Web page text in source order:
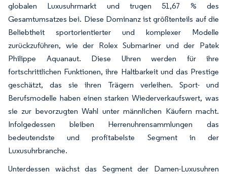
globalen Luxusuhrmarkt und trugen 51,67 % des
Gesamtumsatzes bei. Diese Dominanz ist größtenteils auf die
Beliebtheit sportorientierter und komplexer Modelle
zurückzuführen, wie der Rolex Submariner und der Patek
Philippe Aquanaut. Diese Uhren werden für ihre
fortschrittlichen Funktionen, ihre Haltbarkeit und das Prestige
geschätzt, das sie ihren Trägern verleihen. Sport- und
Berufsmodelle haben einen starken Wiederverkaufswert, was
sie zur bevorzugten Wahl unter männlichen Käufern macht.
Infolgedessen bleiben Herrenuhrensammlungen das
bedeutendste und profitabelste Segment in der
Luxusuhrbranche.
Unterdessen wächst das Segment der Damen-Luxusuhren